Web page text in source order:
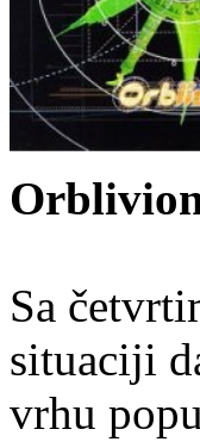
Sa
situaciji
vrhu